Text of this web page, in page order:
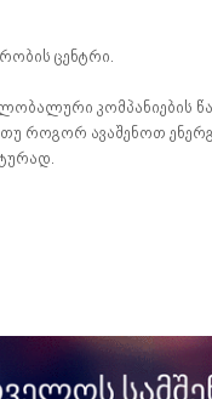
ცენტრი.
კომპანიების
თუ როგორ ავაშენოთ